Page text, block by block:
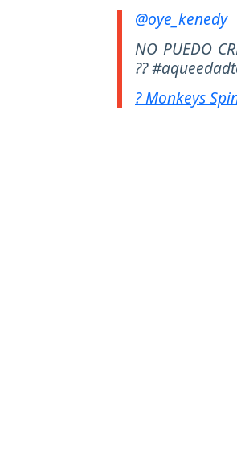
@oye_kenedy
NO PUEDO
??
? Monkeys